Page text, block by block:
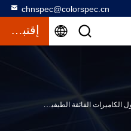
chnspec@colorspec.cn
إقتباس
تمكن من تحديد الآفات الحشرية بدقة: دراسة من حقول القمح